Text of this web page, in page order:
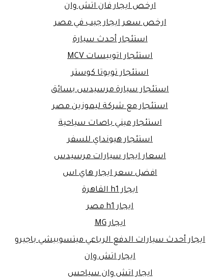
ارخص ايجار فان اتش وان
ارخص سعر ايجار جيب في مصر
استئجار أحدث سيارة
استئجار اتوبيسات MCV
استئجار تويوتا كوستر
استئجار سيارة مرسيدس بسائق
استئجار مع شركة ليموزين مصر
استئجار ميني باصات سياحية
استئجار هيونداي للسفر
اسعار ايجار سيارات مرسيدس
افضل سعر ايجار هاي اس
ايجار h1 القاهرة
ايجار h1 مصر
ايجار MG
ايجار أحدث سيارات الدفع الرباعي ميتسوبيشي باجيرو
ايجار اتش وان
ايجار اتش وان سياحس